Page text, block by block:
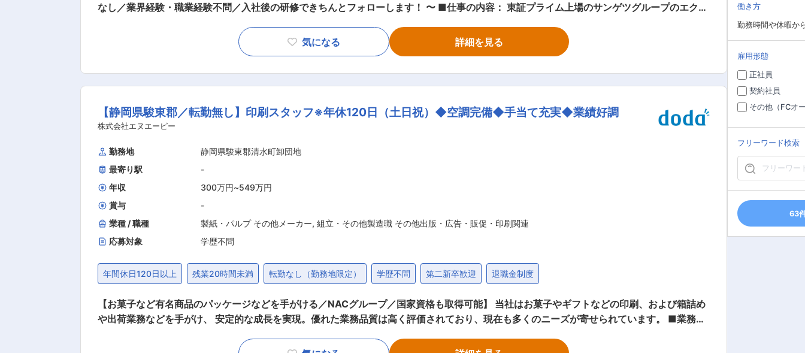
なし／業界経験・職業経験不問／入社後の研修できちんとフォローします！ 〜 ■仕事の内容： 東証プライム上場のサンゲツグループのエクス
T）からスタートします。 【具体的には】 ■PC事務：発注・納期確認、入出荷データ入力、見積作成、電話対応、積み込み指示 ■現場作業：
商品の仕分け・搬送（※20kg程度あり）、入荷・出荷管理、フォークリフト作業 【働き方について】 ・20時にて社内システムがシャットダ
備えて倉庫内の配置換え、配車予定作成など翌日の準備をします。大型商品の移動にはフォークリフトを使用します。 ■入社後は： 商品管理
の先輩によるマンツーマンでの研修があり、未経験でも慣れていきやすい仕事です。 ■働きやすい環境： ◎社員の労務環境を日々把握し、健
り振る形になるため、無理なく働いていただける環境です。 ◎年間休日も125日。土日祝日休みの完全週休2日制です。休日に万が一出勤にな
った場合はしっかりと振休も取得頂きます。 ■当社の強み： ◇インテリア商社大手のサンゲツのグループ会社で、エクステリアの老舗専門商
社として、東海地区での売上実績トップクラスを誇っています。 ◇サンゲツグループの長期ビジョン「スペースクリエーション企業」への変
気になる 詳細を見る
【静岡県駿東郡／転勤無し】印刷スタッフ※年休120日（土日祝）◆空調完備◆手当て充実◆業績好調
株式会社エヌエーピー
勤務地
静岡県駿東郡清水町卸団地
最寄り駅
-
年収
300万円~549万円
賞与
-
業種 / 職種
製紙・パルプ その他メーカー, 組立・その他製造職 その他出版・広告・販促・印刷関連
応募対象
学歴不問
年間休日120日以上 残業20時間未満 転勤なし（勤務地限定） 学歴不問 第二新卒歓迎 退職金制度
【お菓子など有名商品のパッケージなどを手がける／NACグループ／国家資格も取得可能】 当社はお菓子やギフトなどの印刷、および箱詰め
や出荷業務などを手がけ、 安定的な成長を実現。優れた業務品質は高く評価されており、現在も多くのニーズが寄せられています。 ■業務内
よび加工機オペレーター(業務を通して、一部20キロ程の紙素材を取り扱う場面がございます) 印刷機の設定や印刷工程、仕上がりを確認する
働き方
勤務時間や休暇か
雇用形態
正社員
契約社員
その他（FCオ
フリーワード検索
63